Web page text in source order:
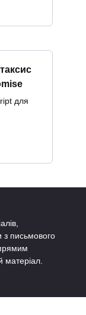
для
з письмового
матеріал.